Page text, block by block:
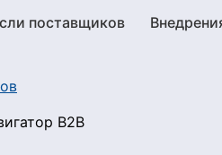
поставщиков
B2B